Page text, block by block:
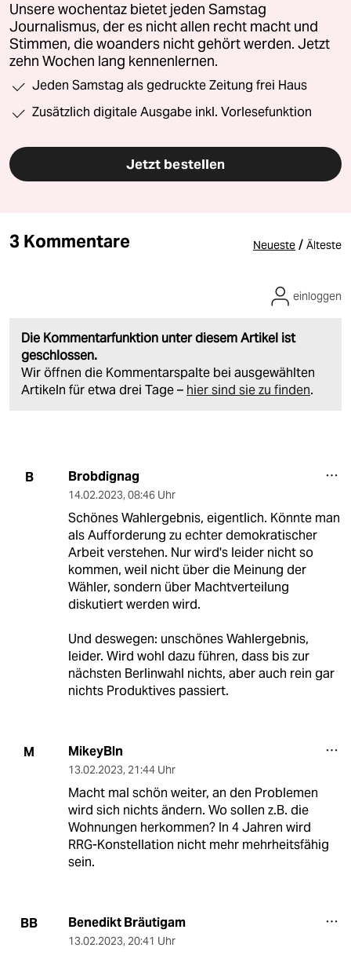
Unsere wochentaz bietet jeden Samstag
Journalismus, der es nicht allen recht macht und
Stimmen, die woanders nicht gehört werden. Jetzt
zehn Wochen lang kennenlernen.
Jeden Samstag als gedruckte Zeitung frei Haus
Zusätzlich digitale Ausgabe inkl. Vorlesefunktion
Jetzt bestellen
3 Kommentare Neueste / Älteste
Die Kommentarfunktion unter diesem Artikel ist
geschlossen.
Wir öffnen die Kommentarspalte bei ausgewählten
Artikeln für etwa drei Tage – hier sind sie zu finden.
einloggen
B Brobdignag
14.02.2023, 08:46 Uhr
Schönes Wahlergebnis, eigentlich. Könnte man
als Aufforderung zu echter demokratischer
Arbeit verstehen. Nur wird's leider nicht so
kommen, weil nicht über die Meinung der
Wähler, sondern über Machtverteilung
diskutiert werden wird.
Und deswegen: unschönes Wahlergebnis,
leider. Wird wohl dazu führen, dass bis zur
nächsten Berlinwahl nichts, aber auch rein gar
nichts Produktives passiert.
M MikeyBln
13.02.2023, 21:44 Uhr
Macht mal schön weiter, an den Problemen
wird sich nichts ändern. Wo sollen z.B. die
Wohnungen herkommen? In 4 Jahren wird
RRG-Konstellation nicht mehr mehrheitsfähig
sein.
BB Benedikt Bräutigam
13.02.2023, 20:41 Uhr